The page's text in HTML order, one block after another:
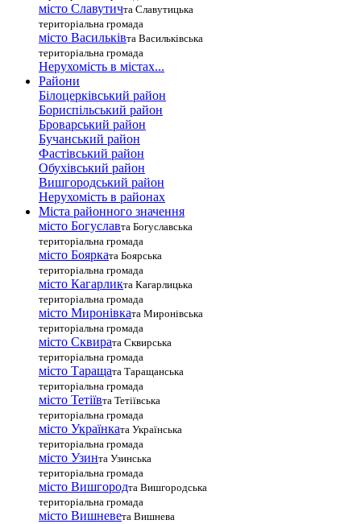
місто Славутичта Славутицька
територіальна громада
місто Василькiвта Васильківська
територіальна громада
Нерухомість в містах...
Райони
Білоцерківський район
Бориспільський район
Броварський район
Бучанський район
Фастівський район
Обухівський район
Вишгородський район
Нерухомість в районах
Міста районного значення
місто Богуславта Богуславська
територіальна громада
місто Боярката Боярська
територіальна громада
місто Кагарликта Кагарлицька
територіальна громада
місто Миронівката Миронівська
територіальна громада
місто Сквирата Сквирська
територіальна громада
місто Таращата Таращанська
територіальна громада
місто Тетіївта Тетіївська
територіальна громада
місто Українката Українська
територіальна громада
місто Узинта Узинська
територіальна громада
місто Вишгородта Вишгородська
територіальна громада
місто Вишневета Вишнева